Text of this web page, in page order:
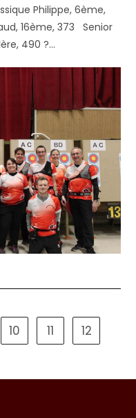
Philippe, 6ème,
16ème, 373 Senior
490 ?…
10 11 12